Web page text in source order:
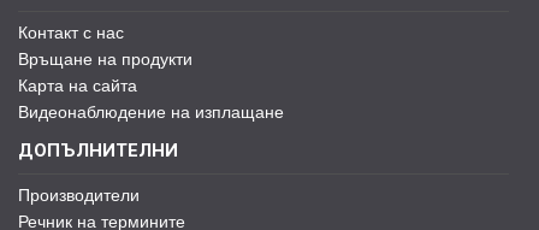
Контакт с нас
Връщане на продукти
Карта на сайта
Видеонаблюдение на изплащане
ДОПЪЛНИТЕЛНИ
Производители
Речник на термините